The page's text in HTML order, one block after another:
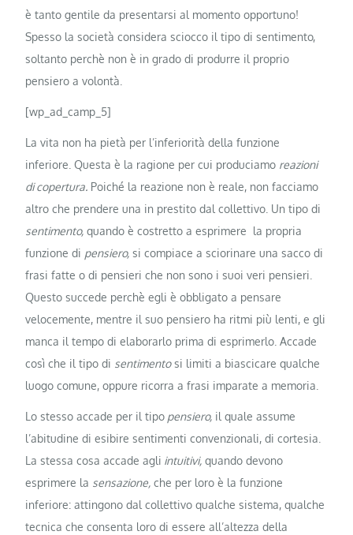
è tanto gentile da presentarsi al momento opportuno!
Spesso la società considera sciocco il tipo di sentimento,
soltanto perchè non è in grado di produrre il proprio
pensiero a volontà.
[wp_ad_camp_5]
La vita non ha pietà per l’inferiorità della funzione
inferiore. Questa è la ragione per cui produciamo reazioni
di copertura. Poiché la reazione non è reale, non facciamo
altro che prendere una in prestito dal collettivo. Un tipo di
sentimento, quando è costretto a esprimere la propria
funzione di pensiero, si compiace a sciorinare una sacco di
frasi fatte o di pensieri che non sono i suoi veri pensieri.
Questo succede perchè egli è obbligato a pensare
velocemente, mentre il suo pensiero ha ritmi più lenti, e gli
manca il tempo di elaborarlo prima di esprimerlo. Accade
così che il tipo di sentimentosi limiti a biascicare qualche
luogo comune, oppure ricorra a frasi imparate a memoria.
Lo stesso accade per il tipo pensiero, il quale assume
l’abitudine di esibire sentimenti convenzionali, di cortesia.
La stessa cosa accade agli intuitivi, quando devono
esprimere la sensazione, che per loro è la funzione
inferiore: attingono dal collettivo qualche sistema, qualche
tecnica che consenta loro di essere all’altezza della